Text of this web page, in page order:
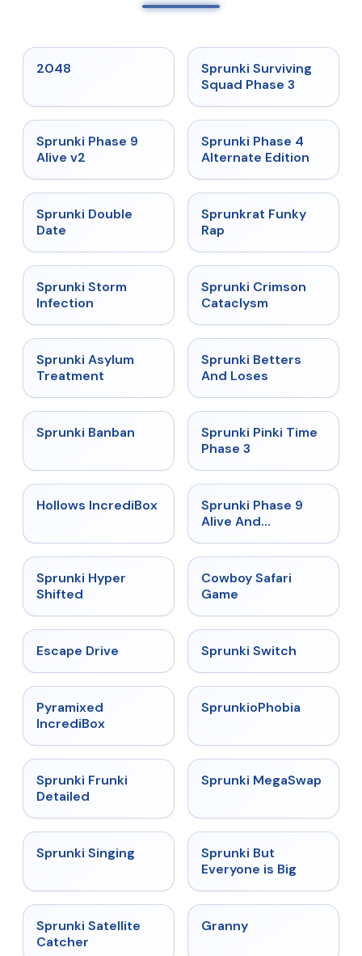
2048 ★ 4.7
Sprunki Surviving
Squad Phase 3
★
Sprunki Phase 9
Alive v2
★
Sprunki Phase 4
Alternate Edition
★
Sprunki Double
Date
★ 4.7
Sprunkrat Funky
Rap
★
Sprunki Storm
Infection
★ 4.7
Sprunki Crimson
Cataclysm
★
Sprunki Asylum
Treatment
★
Sprunki Betters
And Loses
★
Sprunki Banban ★ 4.9
Sprunki Pinki Time
Phase 3
★ 4.3
Hollows IncrediBox ★
Sprunki Phase 9
Alive And
★
Sprunki Hyper
Shifted
Cowboy Safari
Game
Escape Drive ★
Sprunki Switch
Pyramixed
IncrediBox
★
SprunkioPhobia
★
Sprunki Frunki
Detailed
★ 4.5
Sprunki MegaSwap
★
Sprunki Singing
Sprunki But
Everyone is Big
★ 4.4
Sprunki Satellite
Catcher
Granny